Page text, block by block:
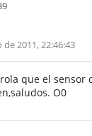
de 2011, 22:46:43
que el sensor
O0